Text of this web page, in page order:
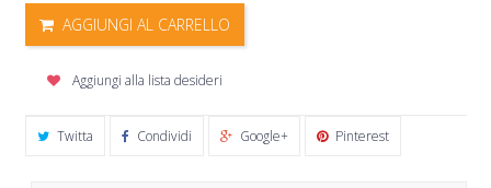
AGGIUNGI AL CARRELLO
Aggiungi alla lista desideri
Twitta Condividi Google+ Pinterest